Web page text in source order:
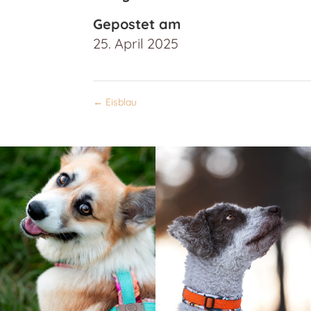
Gepostet am
25. April 2025
← Eisblau